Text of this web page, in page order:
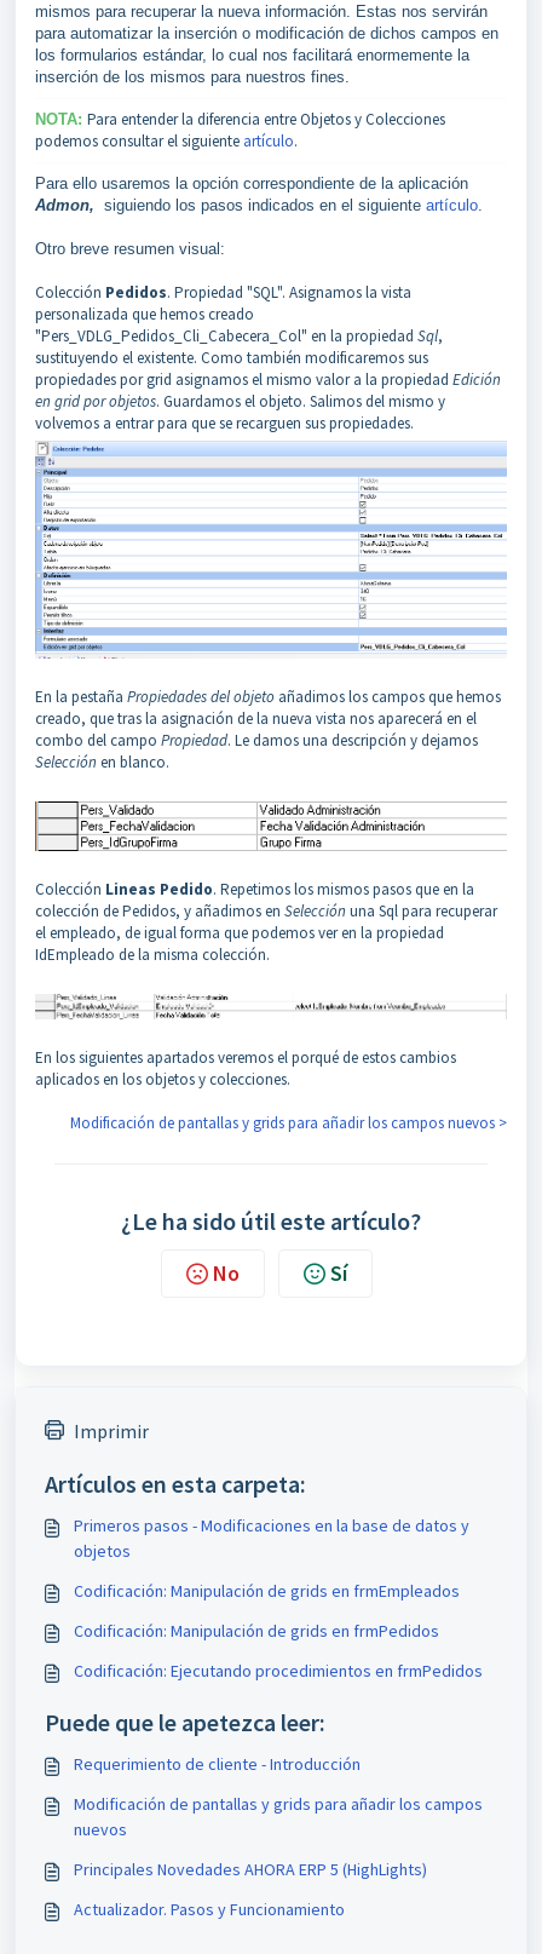
mismos para recuperar la nueva información. Estas nos servirán
para automatizar la inserción o modificación de dichos campos en
los formularios estándar, lo cual nos facilitará enormemente la
inserción de los mismos para nuestros fines.
NOTA: Para entender la diferencia entre Objetos y Colecciones
podemos consultar el siguiente artículo.
Para ello usaremos la opción correspondiente de la aplicación
Admon, siguiendo los pasos indicados en el siguiente artículo
Otro breve resumen visual:
Colección Pedidos. Propiedad "SQL". Asignamos la vista
personalizada que hemos creado
"Pers_VDLG_Pedidos_Cli_Cabecera_Col" en la propiedad Sql,
sustituyendo el existente. Como también modificaremos sus
propiedades por grid asignamos el mismo valor a la propiedad Edición
en grid por objetos. Guardamos el objeto. Salimos del mismo y
volvemos a entrar para que se recarguen sus propiedades.
En la pestaña Propiedades del objeto añadimos los campos que hemos
creado, que tras la asignación de la nueva vista nos aparecerá en el
combo del campo Propiedad. Le damos una descripción y dejamos
Selección en blanco.
Colección Lineas Pedido. Repetimos los mismos pasos que en la
colección de Pedidos, y añadimos en Selección una Sql para recuperar
el empleado, de igual forma que podemos ver en la propiedad
IdEmpleado de la misma colección.
En los siguientes apartados veremos el porqué de estos cambios
aplicados en los objetos y colecciones.
Modificación de pantallas y grids para añadir los campos nuevos >
¿Le ha sido útil este artículo?
No Sí
Imprimir
Artículos en esta carpeta:
Primeros pasos - Modificaciones en la base de datos y
objetos
Codificación: Manipulación de grids en frmEmpleados
Codificación: Manipulación de grids en frmPedidos
Codificación: Ejecutando procedimientos en frmPedidos
Puede que le apetezca leer:
Requerimiento de cliente - Introducción
Modificación de pantallas y grids para añadir los campos
nuevos
Principales Novedades AHORA ERP 5 (HighLights)
Actualizador. Pasos y Funcionamiento